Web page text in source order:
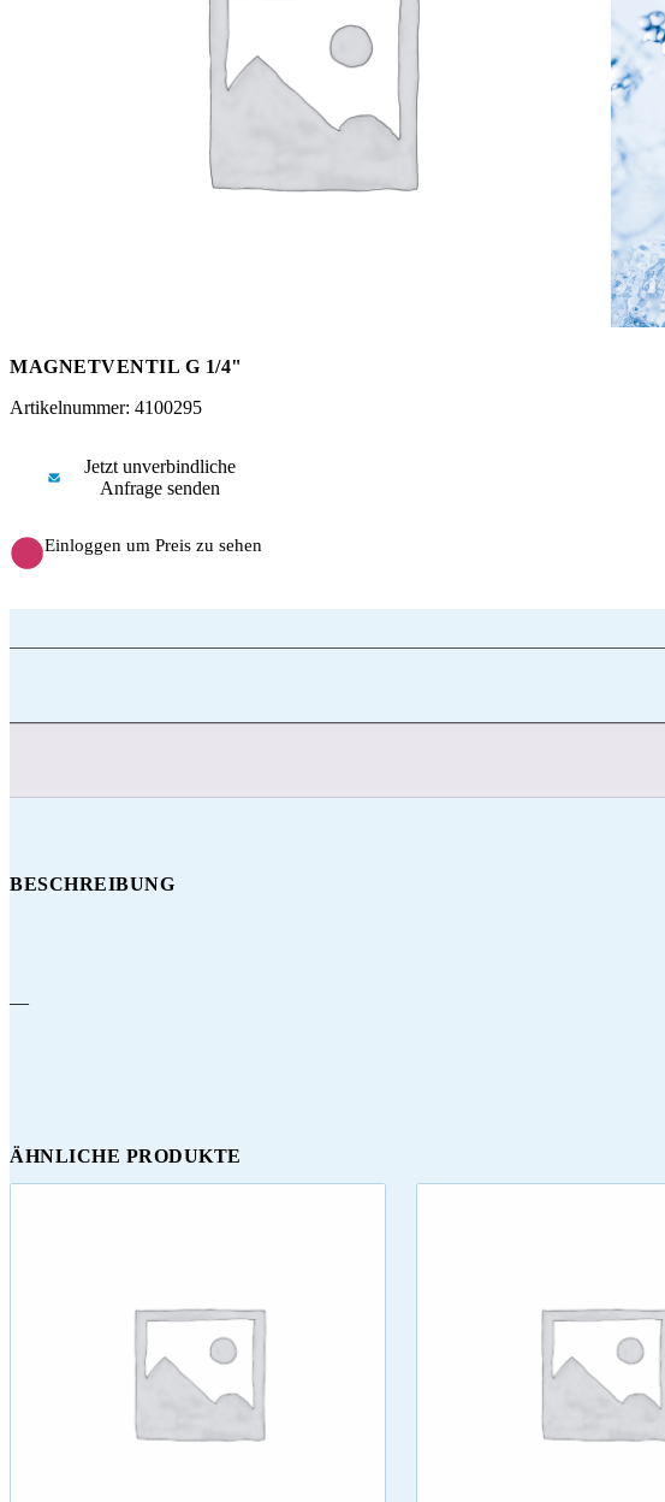
MAGNETVENTIL G 1/4"
Artikelnummer: 4100295
Jetzt unverbindliche
Anfrage senden
Einloggen um Preis zu sehen
BESCHREIBUNG
—
ÄHNLICHE PRODUKTE